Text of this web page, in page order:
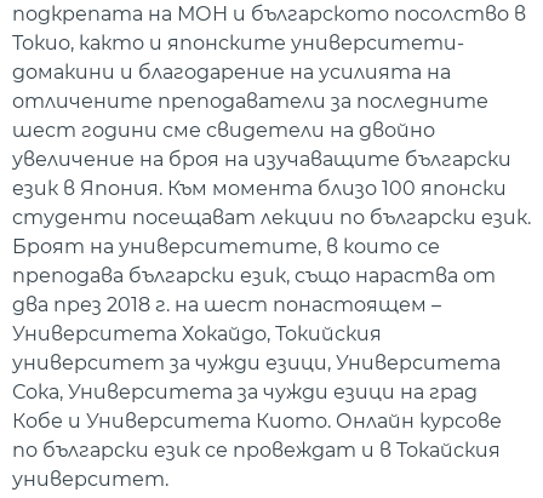
подкрепата на МОН и българското посолство в
Токио, както и японските университети-
домакини и благодарение на усилията на
отличените преподаватели за последните
шест години сме свидетели на двойно
увеличение на броя на изучаващите български
език в Япония. Към момента близо 100 японски
студенти посещават лекции по български език.
Броят на университетите, в които се
преподава български език, също нараства от
два през 2018 г. на шест понастоящем –
Университета Хокайдо, Токийския
университет за чужди езици, Университета
Сока, Университета за чужди езици на град
Кобе и Университета Киото. Онлайн курсове
по български език се провеждат и в Токайския
университет.